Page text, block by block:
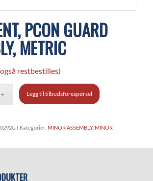
PCON GUARD
METRIC
restbestilles)
Legg til tilbudsforespørsel
Kategorier: MINOR ASSEMBLY, MINOR